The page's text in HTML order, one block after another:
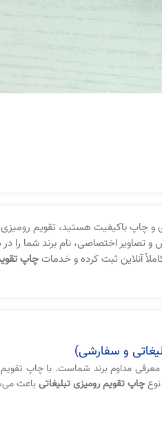
و چاپ باکیفیت هستید، تقویم
و تصاویر اختصاصی، نام برند شما را
آنلاین ثبت کرده و خدماتچاپ
و سفارشی)
مداوم برند شماست. با چاپ
چاپ تقویم رومیزی تبلیغاتیباعث